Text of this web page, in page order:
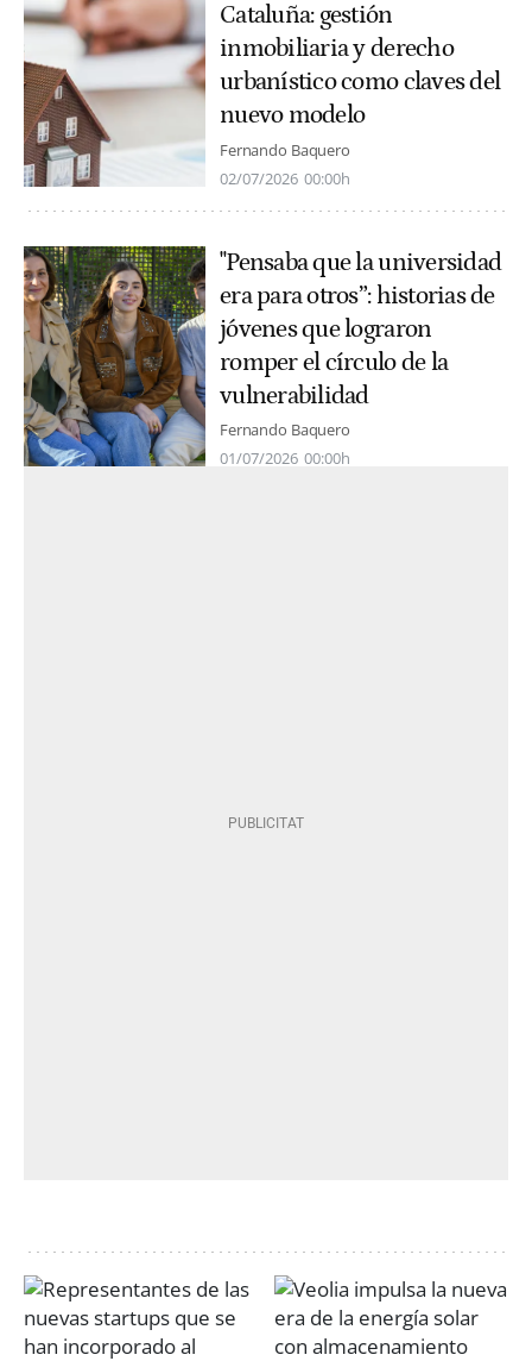
Cataluña: gestión
inmobiliaria y derecho
urbanístico como claves del
nuevo modelo
Fernando Baquero
02/07/2026 00:00h
"Pensaba que la universidad
era para otros”: historias de
jóvenes que lograron
romper el círculo de la
vulnerabilidad
Fernando Baquero
01/07/2026 00:00h